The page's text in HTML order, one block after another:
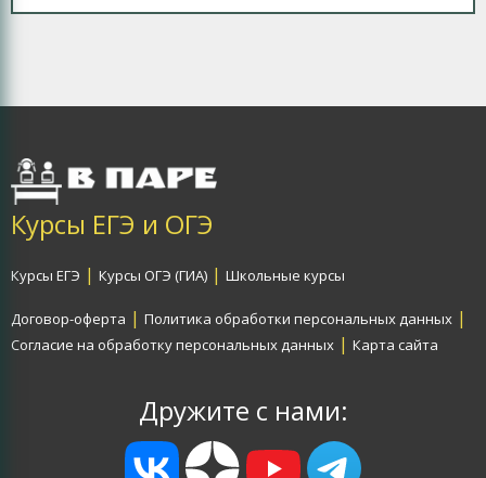
Курсы ЕГЭ и ОГЭ
Курсы ЕГЭ | Курсы ОГЭ (ГИА) | Школьные курсы
Договор-оферта | Политика обработки персональных данных |
Согласие на обработку персональных данных | Карта сайта
Дружите с нами: